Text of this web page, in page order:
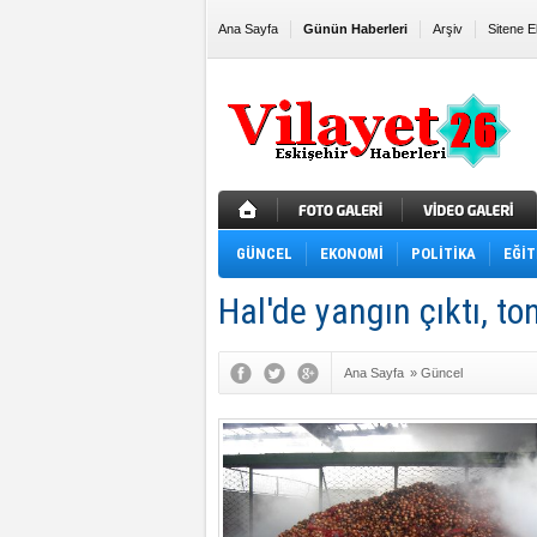
Ana Sayfa Günün Haberleri Arşiv Sitene
GÜNCEL EKONOMİ POLİTİKA
Hal'de yangın çıktı,
Ana Sayfa » Güncel